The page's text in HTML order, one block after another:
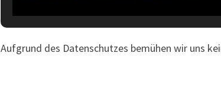
Aufgrund des Datenschutzes bemühen wir uns